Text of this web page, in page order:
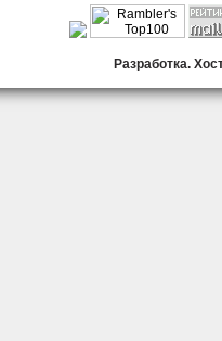
Разработка.